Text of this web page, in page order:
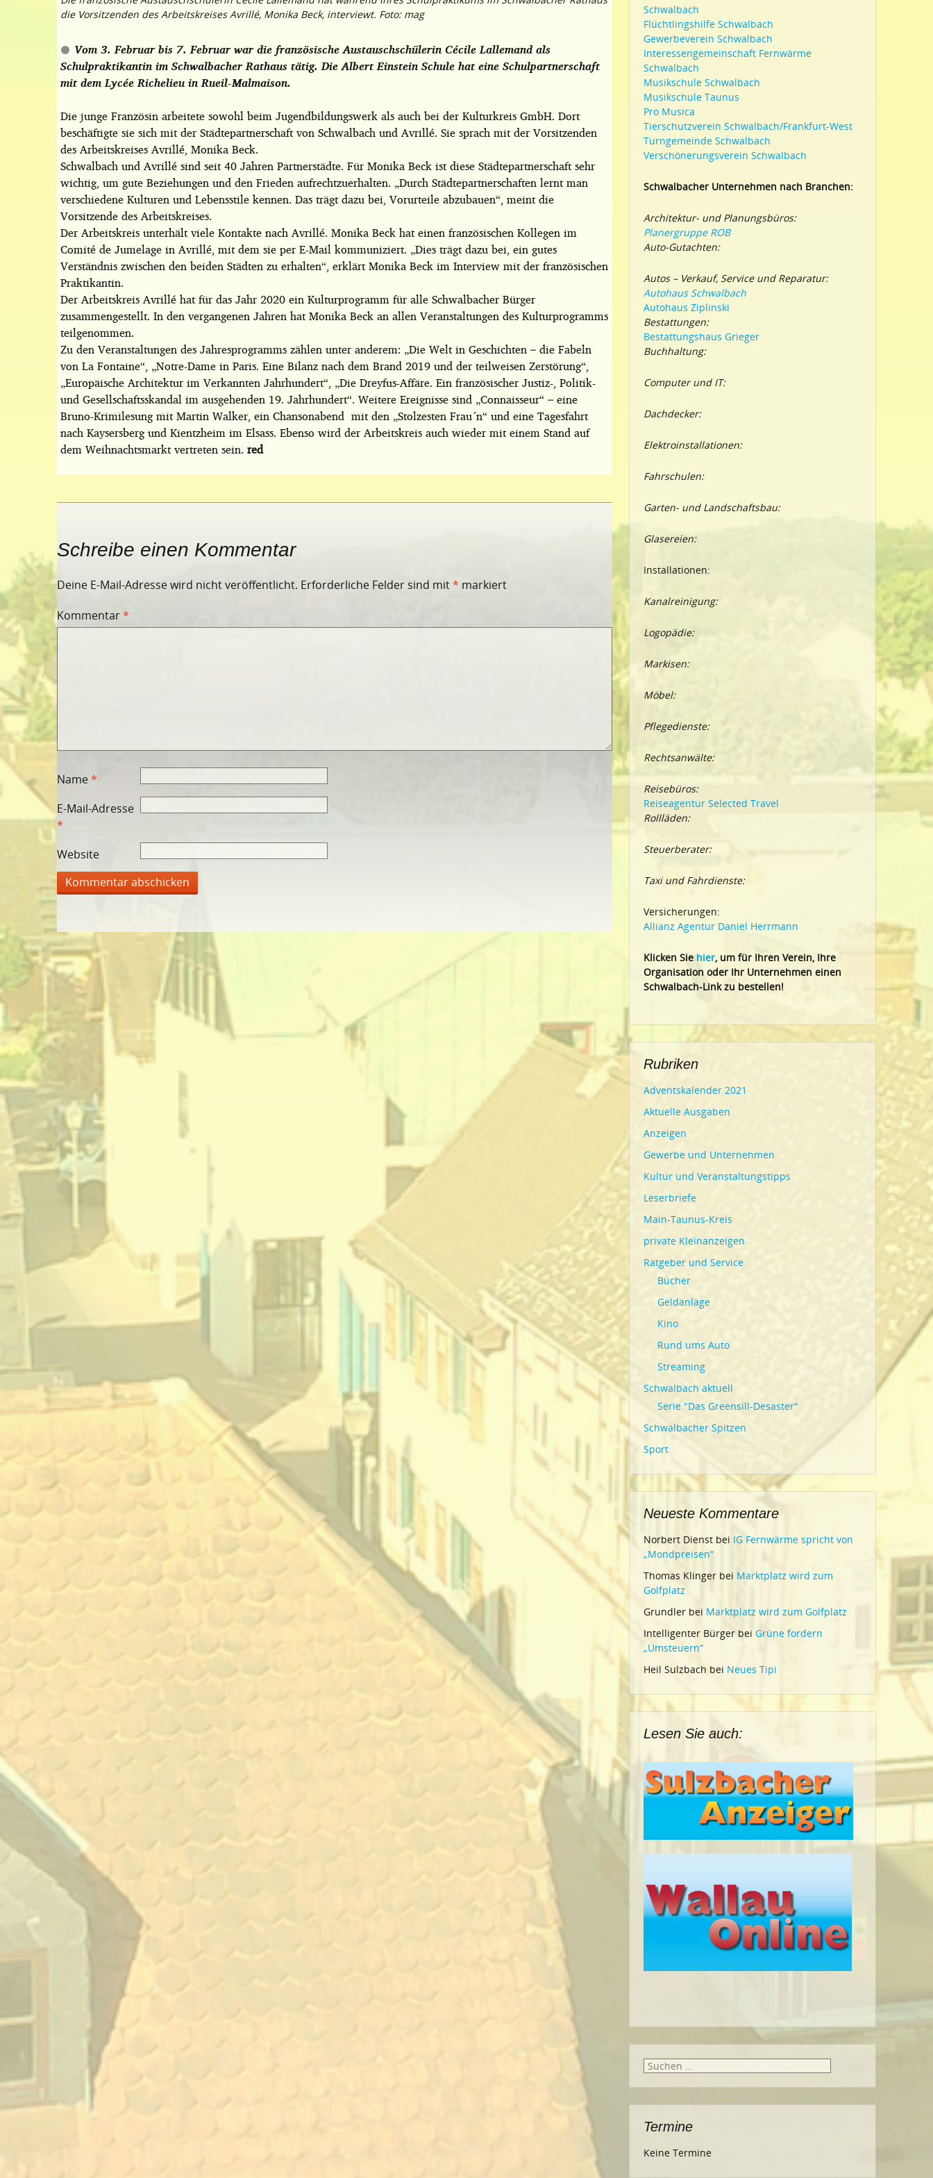
die Vorsitzenden des Arbeitskreises Avrillé, Monika Beck, interviewt. Foto: mag
Vom 3. Februar bis 7. Februar war die französische Austauschschülerin Cécile Lallemand als
Schulpraktikantin im Schwalbacher Rathaus tätig. Die Albert Einstein Schule hat eine Schulpartnerschaft
mit dem Lycée Richelieu in Rueil-Malmaison.
Die junge Französin arbeitete sowohl beim Jugendbildungswerk als auch bei der Kulturkreis GmbH. Dort
beschäftigte sie sich mit der Städtepartnerschaft von Schwalbach und Avrillé. Sie sprach mit der Vorsitzenden
des Arbeitskreises Avrillé, Monika Beck.
Schwalbach und Avrillé sind seit 40 Jahren Partnerstädte. Für Monika Beck ist diese Städtepartnerschaft sehr
wichtig, um gute Beziehungen und den Frieden aufrechtzuerhalten. „Durch Städtepartnerschaften lernt man
verschiedene Kulturen und Lebensstile kennen. Das trägt dazu bei, Vorurteile abzubauen“, meint die
Vorsitzende des Arbeitskreises.
Der Arbeitskreis unterhält viele Kontakte nach Avrillé. Monika Beck hat einen französischen Kollegen im
Comité de Jumelage in Avrillé, mit dem sie per E-Mail kommuniziert. „Dies trägt dazu bei, ein gutes
Verständnis zwischen den beiden Städten zu erhalten“, erklärt Monika Beck im Interview mit der französischen
Praktikantin.
Der Arbeitskreis Avrillé hat für das Jahr 2020 ein Kulturprogramm für alle Schwalbacher Bürger
zusammengestellt. In den vergangenen Jahren hat Monika Beck an allen Veranstaltungen des Kulturprogramms
teilgenommen.
Zu den Veranstaltungen des Jahresprogramms zählen unter anderem: „Die Welt in Geschichten – die Fabeln
von La Fontaine“, „Notre-Dame in Paris. Eine Bilanz nach dem Brand 2019 und der teilweisen Zerstörung“,
„Europäische Architektur im Verkannten Jahrhundert“, „Die Dreyfus-Affäre. Ein französischer Justiz-, Politik-
und Gesellschaftsskandal im ausgehenden 19. Jahrhundert“. Weitere Ereignisse sind „Connaisseur“ – eine
Bruno-Krimilesung mit Martin Walker, ein Chansonabend mit den „Stolzesten Frau´n“ und eine Tagesfahrt
nach Kaysersberg und Kientzheim im Elsass. Ebenso wird der Arbeitskreis auch wieder mit einem Stand auf
dem Weihnachtsmarkt vertreten sein. red
Schreibe einen Kommentar
Deine E-Mail-Adresse wird nicht veröffentlicht. Erforderliche Felder sind mit* markiert
Kommentar*
Name*
E-Mail-Adresse
*
Website
Schwalbach
Flüchtlingshilfe Schwalbach
Gewerbeverein Schwalbach
Interessengemeinschaft Fernwärme
Schwalbach
Musikschule Schwalbach
Musikschule Taunus
Pro Musica
Tierschutzverein Schwalbach/Frankfurt-West
Turngemeinde Schwalbach
Verschönerungsverein Schwalbach
Schwalbacher Unternehmen nach Branchen:
Architektur- und Planungsbüros:
Planergruppe ROB
Auto-Gutachten:
Autos – Verkauf, Service und Reparatur:
Autohaus Schwalbach
Autohaus Ziplinski
Bestattungen:
Bestattungshaus Grieger
Buchhaltung:
Computer und IT:
Dachdecker:
Elektroinstallationen:
Fahrschulen:
Garten- und Landschaftsbau:
Glasereien:
Installationen:
Kanalreinigung:
Logopädie:
Markisen:
Möbel:
Pflegedienste:
Rechtsanwälte:
Reisebüros:
Reiseagentur Selected Travel
Rollläden:
Steuerberater:
Taxi und Fahrdienste:
Versicherungen:
Allianz Agentur Daniel Herrmann
Klicken Siehier, um für Ihren Verein, Ihre
Organisation oder Ihr Unternehmen einen
Schwalbach-Link zu bestellen!
Rubriken
Adventskalender 2021
Aktuelle Ausgaben
Anzeigen
Gewerbe und Unternehmen
Kultur und Veranstaltungstipps
Leserbriefe
Main-Taunus-Kreis
private Kleinanzeigen
Ratgeber und Service
Bücher
Geldanlage
Kino
Rund ums Auto
Streaming
Schwalbach aktuell
Serie "Das Greensill-Desaster"
Schwalbacher Spitzen
Sport
Neueste Kommentare
Norbert Dienst bei IG Fernwärme spricht von
„Mondpreisen“
Thomas Klinger bei Marktplatz wird zum
Golfplatz
Grundler bei Marktplatz wird zum Golfplatz
Intelligenter Bürger bei Grüne fordern
„Umsteuern“
Heil Sulzbach bei Neues Tipi
Lesen Sie auch:
Suche
Termine
Keine Termine